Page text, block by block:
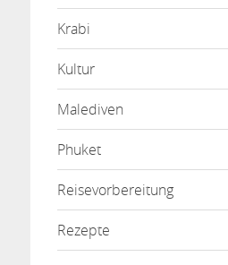
Krabi
Kultur
Malediven
Phuket
Reisevorbereitung
Rezepte